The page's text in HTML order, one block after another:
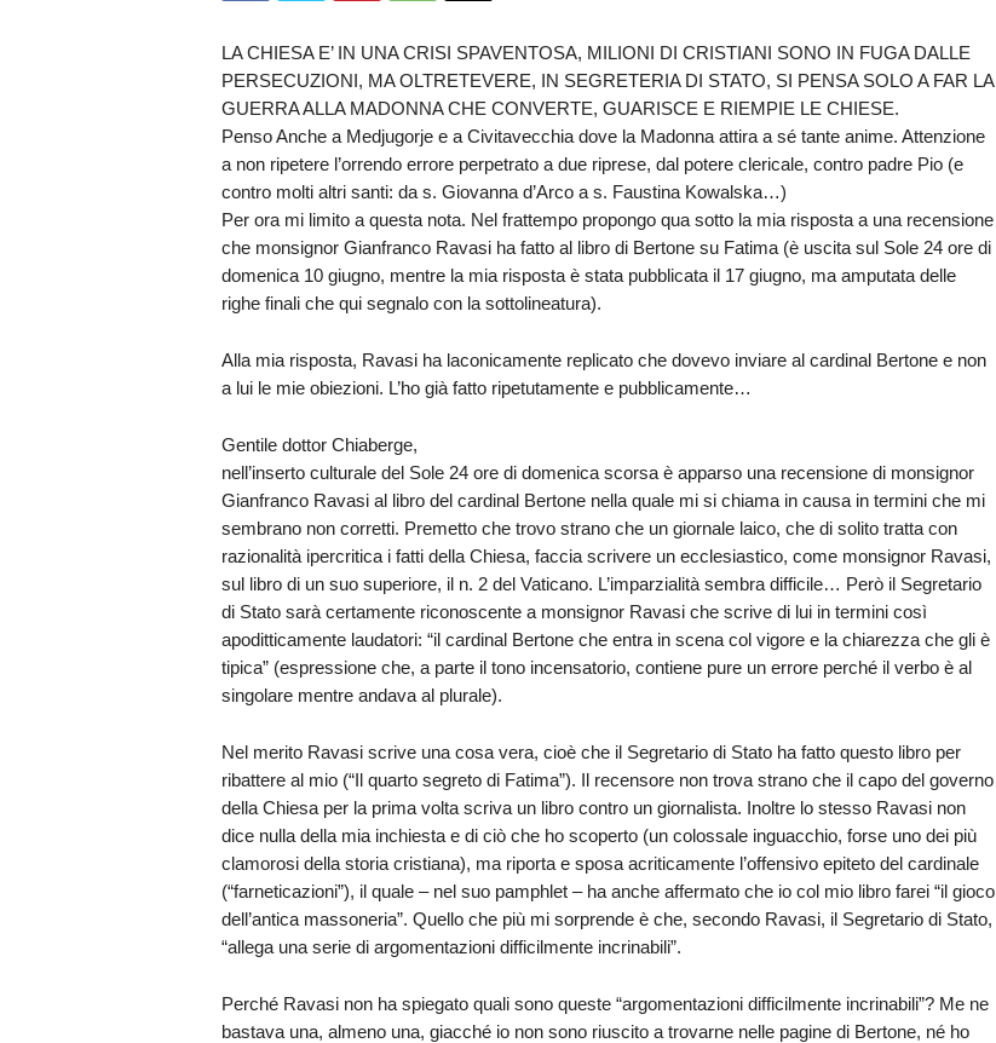
LA CHIESA E’ IN UNA CRISI SPAVENTOSA, MILIONI DI CRISTIANI SONO IN FUGA DALLE
PERSECUZIONI, MA OLTRETEVERE, IN SEGRETERIA DI STATO, SI PENSA SOLO A FAR LA
GUERRA ALLA MADONNA CHE CONVERTE, GUARISCE E RIEMPIE LE CHIESE.
Penso Anche a Medjugorje e a Civitavecchia dove la Madonna attira a sé tante anime. Attenzione
a non ripetere l’orrendo errore perpetrato a due riprese, dal potere clericale, contro padre Pio (e
contro molti altri santi: da s. Giovanna d’Arco a s. Faustina Kowalska…)
Per ora mi limito a questa nota. Nel frattempo propongo qua sotto la mia risposta a una recensione
che monsignor Gianfranco Ravasi ha fatto al libro di Bertone su Fatima (è uscita sul Sole 24 ore di
domenica 10 giugno, mentre la mia risposta è stata pubblicata il 17 giugno, ma amputata delle
righe finali che qui segnalo con la sottolineatura).
Alla mia risposta, Ravasi ha laconicamente replicato che dovevo inviare al cardinal Bertone e non
a lui le mie obiezioni. L’ho già fatto ripetutamente e pubblicamente…
Gentile dottor Chiaberge,
nell’inserto culturale del Sole 24 ore di domenica scorsa è apparso una recensione di monsignor
Gianfranco Ravasi al libro del cardinal Bertone nella quale mi si chiama in causa in termini che mi
sembrano non corretti. Premetto che trovo strano che un giornale laico, che di solito tratta con
razionalità ipercritica i fatti della Chiesa, faccia scrivere un ecclesiastico, come monsignor Ravasi,
sul libro di un suo superiore, il n. 2 del Vaticano. L’imparzialità sembra difficile… Però il Segretario
di Stato sarà certamente riconoscente a monsignor Ravasi che scrive di lui in termini così
apoditticamente laudatori: “il cardinal Bertone che entra in scena col vigore e la chiarezza che gli è
tipica” (espressione che, a parte il tono incensatorio, contiene pure un errore perché il verbo è al
singolare mentre andava al plurale).
Nel merito Ravasi scrive una cosa vera, cioè che il Segretario di Stato ha fatto questo libro per
ribattere al mio (“Il quarto segreto di Fatima”). Il recensore non trova strano che il capo del governo
della Chiesa per la prima volta scriva un libro contro un giornalista. Inoltre lo stesso Ravasi non
dice nulla della mia inchiesta e di ciò che ho scoperto (un colossale inguacchio, forse uno dei più
clamorosi della storia cristiana), ma riporta e sposa acriticamente l’offensivo epiteto del cardinale
(“farneticazioni”), il quale – nel suo pamphlet – ha anche affermato che io col mio libro farei “il gioco
dell’antica massoneria”. Quello che più mi sorprende è che, secondo Ravasi, il Segretario di Stato,
“allega una serie di argomentazioni difficilmente incrinabili”.
Perché Ravasi non ha spiegato quali sono queste “argomentazioni difficilmente incrinabili”? Me ne
bastava una, almeno una, giacché io non sono riuscito a trovarne nelle pagine di Bertone, né ho